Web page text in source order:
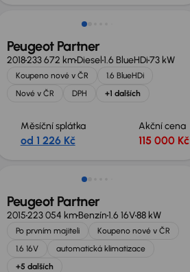
Peugeot Partner
2018233 672 kmDiesel1.6 BlueHDi73 kW
Koupeno nové v ČR
1.6 BlueHDi
Nové v ČR
DPH +1 dalších
Měsíční splátka
od 1 226 Kč
Akční cena
115 000 Kč
Možnost odpočtu DPH
Peugeot Partner
2015223 054 kmBenzín1.6 16V88 kW
Po prvním majiteli
Koupeno nové v ČR
1.6 16V
automatická klimatizace
+5 dalších